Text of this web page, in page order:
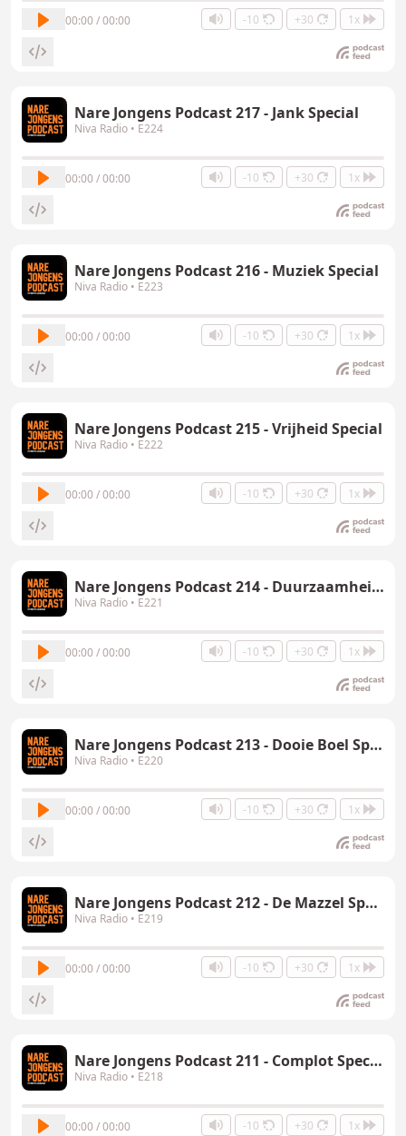
00:00 / 00:00 -10 +30 1x
Nare Jongens Podcast 217 - Jank Special
Niva Radio • E224
00:00 / 00:00 -10 +30 1x
Nare Jongens Podcast 216 - Muziek Special
Niva Radio • E223
00:00 / 00:00 -10 +30 1x
Nare Jongens Podcast 215 - Vrijheid Special
Niva Radio • E222
00:00 / 00:00 -10 +30 1x
Nare Jongens Podcast 214 - Duurzaamheid Special
Niva Radio • E221
00:00 / 00:00 -10 +30 1x
Nare Jongens Podcast 213 - Dooie Boel Special
Niva Radio • E220
00:00 / 00:00 -10 +30 1x
Nare Jongens Podcast 212 - De Mazzel Special
Niva Radio • E219
00:00 / 00:00 -10 +30 1x
Nare Jongens Podcast 211 - Complot Special
Niva Radio • E218
00:00 / 00:00 -10 +30 1x